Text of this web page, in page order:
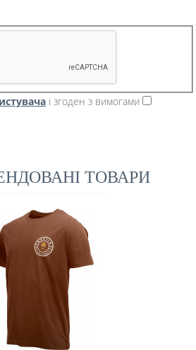
і згоден з вимогами
ТОВАРИ